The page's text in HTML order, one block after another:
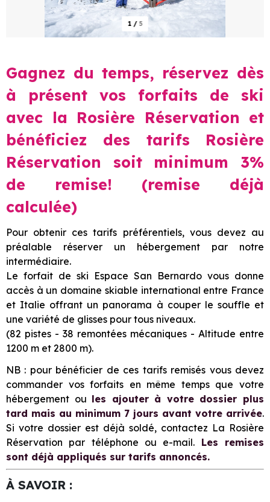
1 / 5
Gagnez du temps, réservez dès
à présent vos forfaits de ski
avec la Rosière Réservation et
bénéficiez des tarifs Rosière
Réservation soit minimum 3%
de remise! (remise déjà
calculée)
Pour obtenir ces tarifs préférentiels, vous devez au
préalable réserver un hébergement par notre
intermédiaire.
Le forfait de ski Espace San Bernardo vous donne
accès à un domaine skiable international entre France
et Italie offrant un panorama à couper le souffle et
une variété de glisses pour tous niveaux.
(82 pistes - 38 remontées mécaniques - Altitude entre
1200 m et 2800 m).
NB : pour bénéficier de ces tarifs remisés vous devez
commander vos forfaits en même temps que votre
hébergement ou les ajouter à votre dossier plus
tard mais au minimum 7 jours avant votre arrivée.
Si votre dossier est déjà soldé, contactez La Rosière
Réservation par téléphone ou e-mail. Les remises
sont déjà appliqués sur tarifs annoncés.
À SAVOIR :